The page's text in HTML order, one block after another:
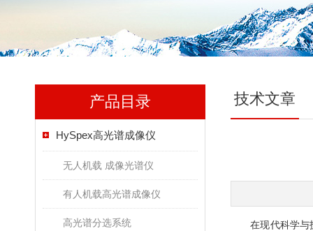
产品目录
HySpex高光谱成像仪
无人机载 成像光谱仪
有人机载高光谱成像仪
高光谱分选系统
技术文章
在现代科学与技